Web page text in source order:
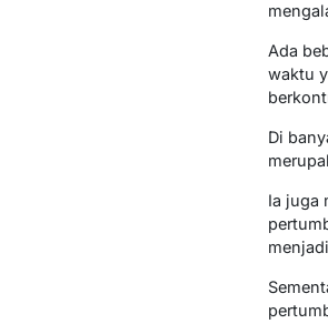
Ada
waktu
Di
Ia juga